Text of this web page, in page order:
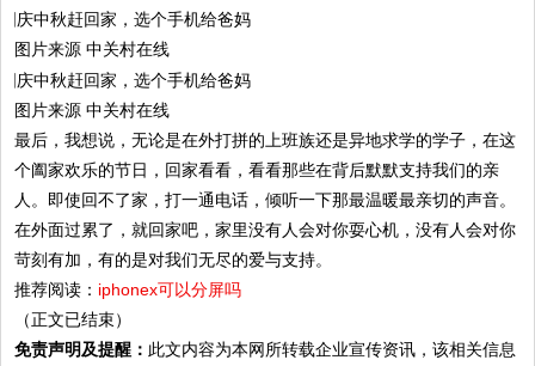
图片来源 中关村在线
图片来源 中关村在线
最后，我想说，无论是在外打拼的上班族还是异地求学的学子，在这
个阖家欢乐的节日，回家看看，看看那些在背后默默支持我们的亲
人。即使回不了家，打一通电话，倾听一下那最温暖最亲切的声音。
在外面过累了，就回家吧，家里没有人会对你耍心机，没有人会对你
苛刻有加，有的是对我们无尽的爱与支持。
推荐阅读： iphonex可以分屏吗
（正文已结束）
免责声明及提醒： 此文内容为本网所转载企业宣传资讯，该相关信息